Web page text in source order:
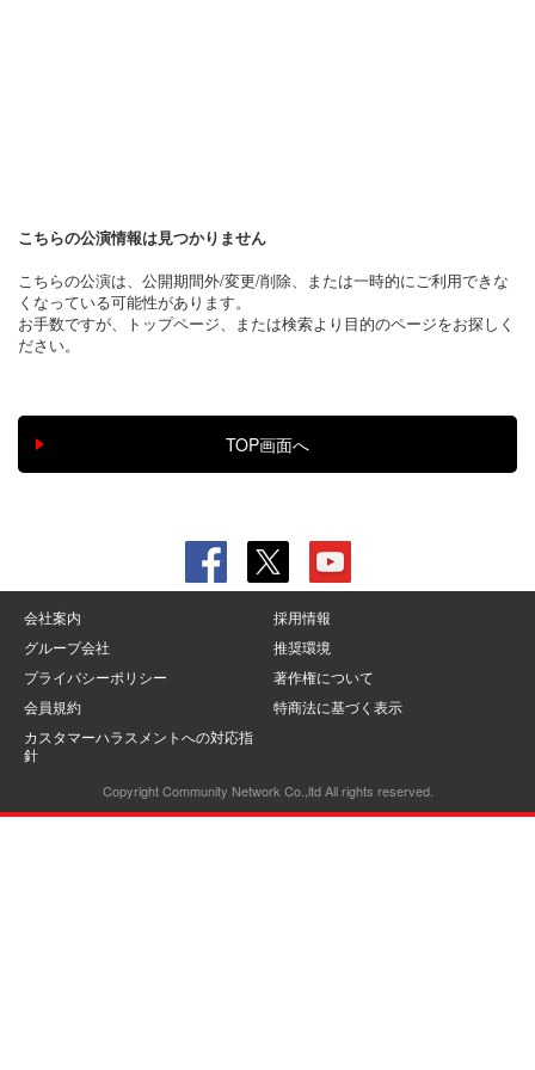
こちらの公演情報は見つかりません
こちらの公演は、公開期間外/変更/削除、または一時的にご利用できな
くなっている可能性があります。
お手数ですが、トップページ、または検索より目的のページをお探しく
ださい。
会社案内
採用情報
グループ会社
推奨環境
プライバシーポリシー
著作権について
会員規約
特商法に基づく表示
カスタマーハラスメントへの対応指
針
Copyright Community Network Co.,ltd All rights reserved.